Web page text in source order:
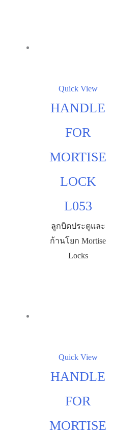
Quick View
HANDLE
FOR
MORTISE
LOCK
L053
ลูกบิดประตูและ
ก้านโยก Mortise
Locks
Quick View
HANDLE
FOR
MORTISE